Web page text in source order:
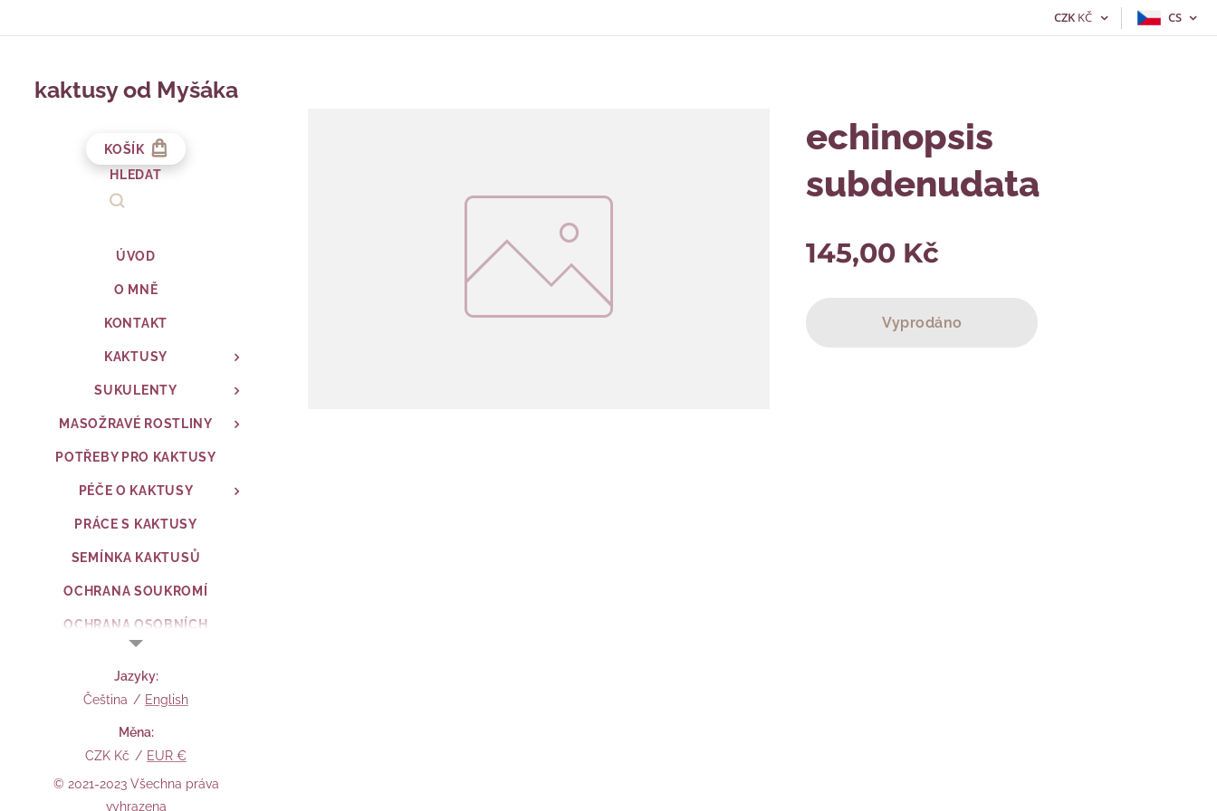
CZK KČ CS
kaktusy od Myšáka
KOŠÍK
HLEDAT
ÚVOD
O MNĚ
KONTAKT
KAKTUSY
SUKULENTY
MASOŽRAVÉ ROSTLINY
POTŘEBY PRO KAKTUSY
PÉČE O KAKTUSY
PRÁCE S KAKTUSY
SEMÍNKA KAKTUSŮ
OCHRANA SOUKROMÍ
OCHRANA OSOBNÍCH
ÚDAJŮ
OBCH. PODMÍNKY
echinopsis
subdenudata
145,00 Kč
Vyprodáno
© 2021-2023 Všechna práva
vyhrazena
Jazyky
Čeština
English
Měna
CZK Kč
EUR €